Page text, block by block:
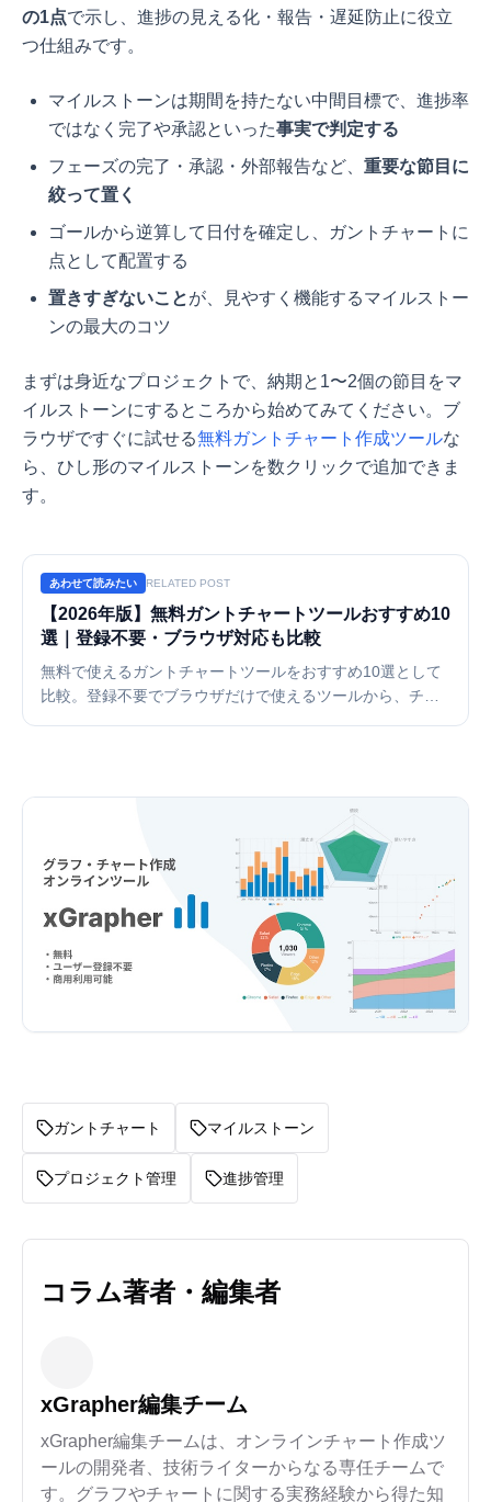
の1点で示し、進捗の見える化・報告・遅延防止に役立
つ仕組みです。
マイルストーンは期間を持たない中間目標で、進捗率
ではなく完了や承認といった事実で判定する
フェーズの完了・承認・外部報告など、 重要な節目に
絞って置く
ゴールから逆算して日付を確定し、ガントチャートに
点として配置する
置きすぎないことが、見やすく機能するマイルストー
ンの最大のコツ
まずは身近なプロジェクトで、納期と1〜2個の節目をマ
イルストーンにするところから始めてみてください。ブ
ラウザですぐに試せる無料ガントチャート作成ツールな
ら、ひし形のマイルストーンを数クリックで追加できま
す。
あわせて読みたい RELATED POST
【2026年版】無料ガントチャートツールおすすめ10
選｜登録不要・ブラウザ対応も比較
無料で使えるガントチャートツールをおすすめ10選として
比較。登録不要でブラウザだけで使えるツールから、チー
ガントチャート マイルストーン
プロジェクト管理 進捗管理
コラム著者・編集者
xGrapher編集チーム
xGrapher編集チームは、オンラインチャート作成ツ
ールの開発者、技術ライターからなる専任チームで
す。グラフやチャートに関する実務経験から得た知